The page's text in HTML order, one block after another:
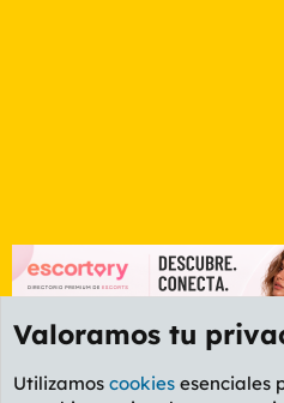
Valoramos tu
Utilizamos cookies esenciales